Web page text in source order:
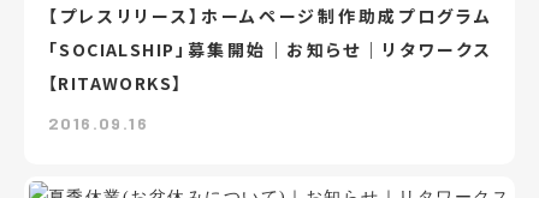
【プレスリリース】ホームページ制作助成プログラム
「SOCIALSHIP」募集開始｜お知らせ｜リタワークス
【RITAWORKS】
2016.09.16